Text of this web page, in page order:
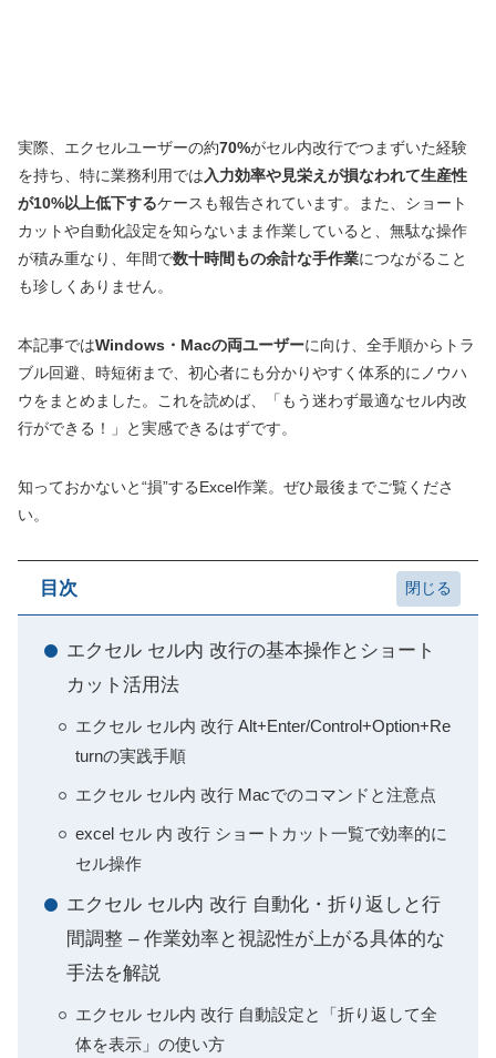
実際、エクセルユーザーの約70%がセル内改行でつまずいた経験
を持ち、特に業務利用では 入力効率や見栄えが損なわれて生産性
が10%以上低下するケースも報告されています。また、ショート
カットや自動化設定を知らないまま作業していると、無駄な操作
が積み重なり、年間で数十時間もの余計な手作業につながること
も珍しくありません。
本記事ではWindows・Macの両ユーザーに向け、全手順からトラ
ブル回避、時短術まで、初心者にも分かりやすく体系的にノウハ
ウをまとめました。これを読めば、「もう迷わず最適なセル内改
行ができる！」と実感できるはずです。
知っておかないと“損”するExcel作業。ぜひ最後までご覧くださ
い。
目次
エクセル セル内 改行の基本操作とショート
カット活用法
エクセル セル内 改行 Alt+Enter/Control+Option+Re
turnの実践手順
エクセル セル内 改行 Macでのコマンドと注意点
excel セル 内 改行 ショートカット一覧で効率的に
セル操作
エクセル セル内 改行 自動化・折り返しと行
間調整 – 作業効率と視認性が上がる具体的な
手法を解説
エクセル セル内 改行 自動設定と「折り返して全
体を表示」の使い方